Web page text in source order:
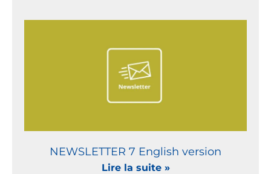
NEWSLETTER 7 English version
Lire la suite »